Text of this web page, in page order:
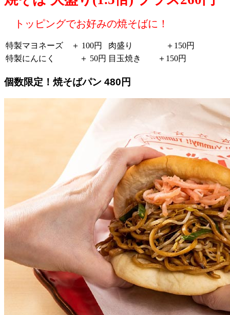
トッピングでお好みの焼そばに！
特製マヨネーズ ＋ 100円
肉盛り ＋150円
特製にんにく ＋ 50円 目玉焼き ＋150円
個数限定！焼そばパン 480円